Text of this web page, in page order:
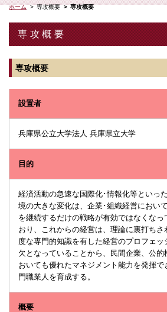
ホーム 専攻概要 専攻概要
専攻概要
専攻概要
設置者
兵庫県公立大学法人 兵庫県立大学
目的
経済活動の急速な国際化･情報化等といっ
境の大きな変化は、企業･組織経営におい
を継続するだけの戦略が有効ではなくなっ
おり、これからの経営は、理論に裏打ち
度な専門的知識を有した経営のプロフェ
欠となっていることから、民間企業、公的
おいても優れたマネジメント能力を発揮
門職業人を育成する。
概要